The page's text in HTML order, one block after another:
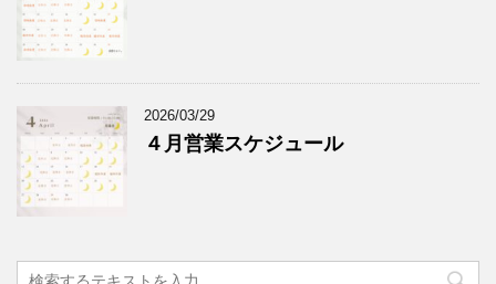
2026/03/29
４月営業スケジュール